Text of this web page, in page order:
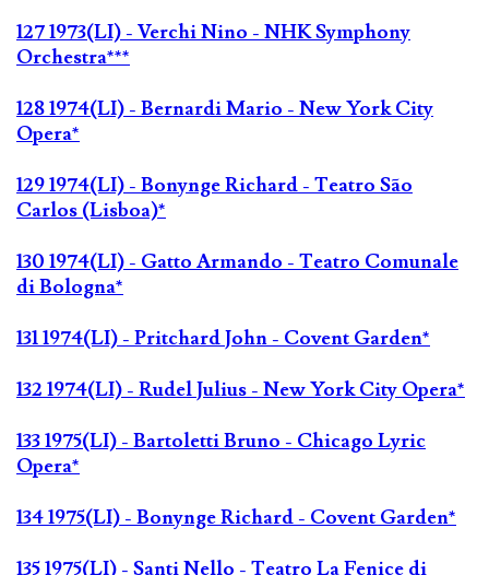
127 1973(LI) - Verchi Nino - NHK Symphony
Orchestra***
128 1974(LI) - Bernardi Mario - New York City
Opera*
129 1974(LI) - Bonynge Richard - Teatro São
Carlos (Lisboa)*
130 1974(LI) - Gatto Armando - Teatro Comunale
di Bologna*
131 1974(LI) - Pritchard John - Covent Garden*
132 1974(LI) - Rudel Julius - New York City Opera*
133 1975(LI) - Bartoletti Bruno - Chicago Lyric
Opera*
134 1975(LI) - Bonynge Richard - Covent Garden*
135 1975(LI) - Santi Nello - Teatro La Fenice di